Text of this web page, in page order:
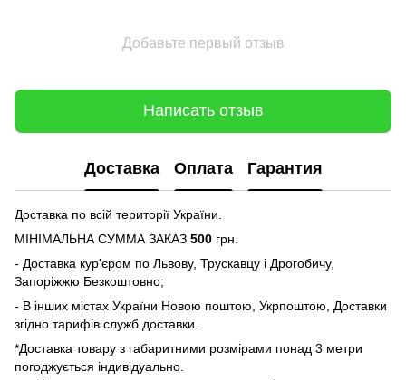
Добавьте первый отзыв
Написать отзыв
Доставка Оплата Гарантия
Доставка по всій території України.
МІНІМАЛЬНА СУММА ЗАКАЗ 500 грн.
- Доставка кур'єром по Львову, Трускавцу і Дрогобичу,
Запоріжжю Безкоштовно;
- В інших містах України Новою поштою, Укрпоштою, Доставки
згідно тарифів служб доставки.
*Доставка товару з габаритними розмірами понад 3 метри
погоджується індивідуально.